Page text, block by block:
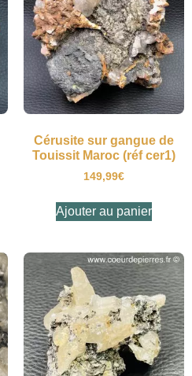
Cérusite sur gangue de
Touissit Maroc (réf cer1)
149,99€
Ajouter au panier